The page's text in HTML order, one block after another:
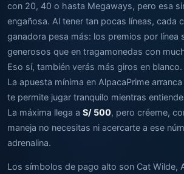
con 20, 40 o hasta Megaways, pero esa
engañosa. Al tener tan pocas líneas, cada
ganadora pesa más: los premios por línea
generosos que en tragamonedas con
Eso sí, también verás más giros en
La apuesta mínima en AlpacaPrime arranca
te permite jugar tranquilo mientras
La máxima llega a S/ 500, pero créeme,
maneja no necesitas ni acercarte a ese
adrenalina.
Los símbolos de pago alto son Cat Wilde,